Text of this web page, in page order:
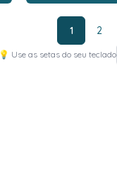
1 2
💡 Use as setas do seu teclado